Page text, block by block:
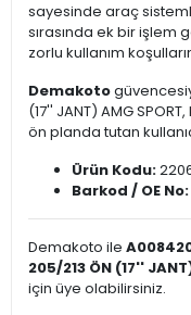
sayesinde araç
sırasında ek bir işlem
zorlu kullanım
Demakoto
(17'' JANT) AMG
ön planda tutan
Ürün Kodu:
Barkod / OE No:
Demakoto ile
205/213 ÖN (17''
için üye olabilirsiniz.